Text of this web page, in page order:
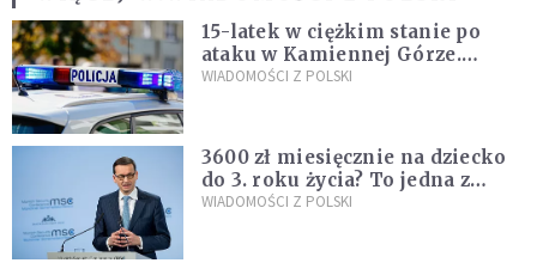
15-latek w ciężkim stanie po
ataku w Kamiennej Górze.
Policja zatrzymała dwóch
WIADOMOŚCI Z POLSKI
3600 zł miesięcznie na dziecko
do 3. roku życia? To jedna z
propozycji programu "Rozwój
WIADOMOŚCI Z POLSKI